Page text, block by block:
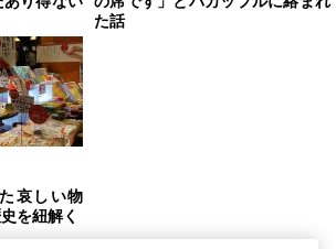
た話
哀しい物
を紐解く